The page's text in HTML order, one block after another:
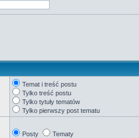
Temat i treść postu
Tylko treść postu
Tylko tytuły tematów
Tylko pierwszy post tematu
Posty Tematy